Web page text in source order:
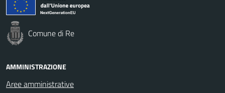
Comune di Re
AMMINISTRAZIONE
Aree amministrative